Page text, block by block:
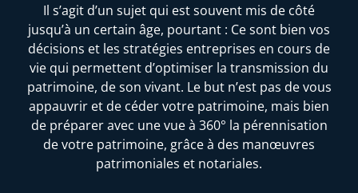
Il s’agit d’un sujet qui est souvent mis de côté
jusqu’à un certain âge, pourtant : Ce sont bien vos
décisions et les stratégies entreprises en cours de
vie qui permettent d’optimiser la transmission du
patrimoine, de son vivant. Le but n’est pas de vous
appauvrir et de céder votre patrimoine, mais bien
de préparer avec une vue à 360° la pérennisation
de votre patrimoine, grâce à des manœuvres
patrimoniales et notariales.